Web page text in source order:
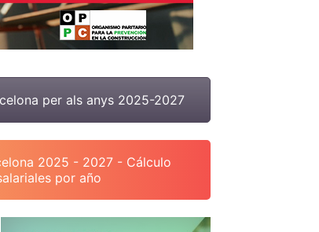
per als anys 2025-2027
2025 - 2027 - Cálculo
por año